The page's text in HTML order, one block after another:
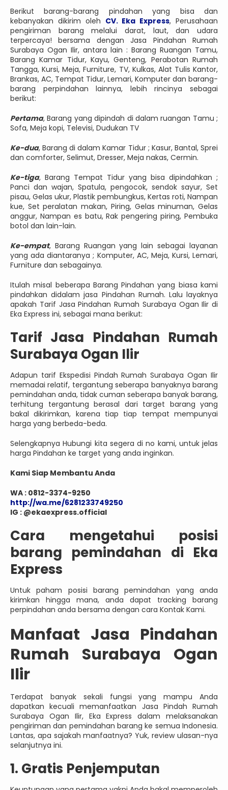
Berikut barang-barang pindahan yang bisa dan
kebanyakan dikirim oleh CV. Eka Express, Perusahaan
pengiriman barang melalui darat, laut, dan udara
terpercaya! bersama dengan Jasa Pindahan Rumah
Surabaya Ogan Ilir, antara lain : Barang Ruangan Tamu,
Barang Kamar Tidur, Kayu, Genteng, Perabotan Rumah
Tangga, Kursi, Meja, Furniture, TV, Kulkas, Alat Tulis Kantor,
Brankas, AC, Tempat Tidur, Lemari, Komputer dan barang-
barang perpindahan lainnya, lebih rincinya sebagai
berikut:
Pertama, Barang yang dipindah di dalam ruangan Tamu ;
Sofa, Meja kopi, Televisi, Dudukan TV
Ke-dua, Barang di dalam Kamar Tidur ; Kasur, Bantal, Sprei
dan comforter, Selimut, Dresser, Meja nakas, Cermin.
Ke-tiga, Barang Tempat Tidur yang bisa dipindahkan ;
Panci dan wajan, Spatula, pengocok, sendok sayur, Set
pisau, Gelas ukur, Plastik pembungkus, Kertas roti, Nampan
kue, Set peralatan makan, Piring, Gelas minuman, Gelas
anggur, Nampan es batu, Rak pengering piring, Pembuka
botol dan lain-lain.
Ke-empat, Barang Ruangan yang lain sebagai layanan
yang ada diantaranya ; Komputer, AC, Meja, Kursi, Lemari,
Furniture dan sebagainya.
Itulah misal beberapa Barang Pindahan yang biasa kami
pindahkan didalam jasa Pindahan Rumah. Lalu layaknya
apakah Tarif Jasa Pindahan Rumah Surabaya Ogan Ilir di
Eka Express ini, sebagai mana berikut:
Tarif Jasa Pindahan Rumah
Surabaya Ogan Ilir
Adapun tarif Ekspedisi Pindah Rumah Surabaya Ogan Ilir
memadai relatif, tergantung seberapa banyaknya barang
pemindahan anda, tidak cuman seberapa banyak barang,
terhitung tergantung berasal dari target barang yang
bakal dikirimkan, karena tiap tiap tempat mempunyai
harga yang berbeda-beda.
Selengkapnya Hubungi kita segera di no kami, untuk jelas
harga Pindahan ke target yang anda inginkan.
Kami Siap Membantu Anda
WA : 0812-3374-9250
http://wa.me/6281233749250
IG : @ekaexpress.official
Cara mengetahui posisi
barang pemindahan di Eka
Express
Untuk paham posisi barang pemindahan yang anda
kirimkan hingga mana, anda dapat tracking barang
perpindahan anda bersama dengan cara Kontak Kami.
Manfaat Jasa Pindahan
Rumah Surabaya Ogan
Ilir
Terdapat banyak sekali fungsi yang mampu Anda
dapatkan kecuali memanfaatkan Jasa Pindah Rumah
Surabaya Ogan Ilir, Eka Express dalam melaksanakan
pengiriman dan pemindahan barang ke semua Indonesia.
Lantas, apa sajakah manfaatnya? Yuk, review ulasan-nya
selanjutnya ini.
1. Gratis Penjemputan